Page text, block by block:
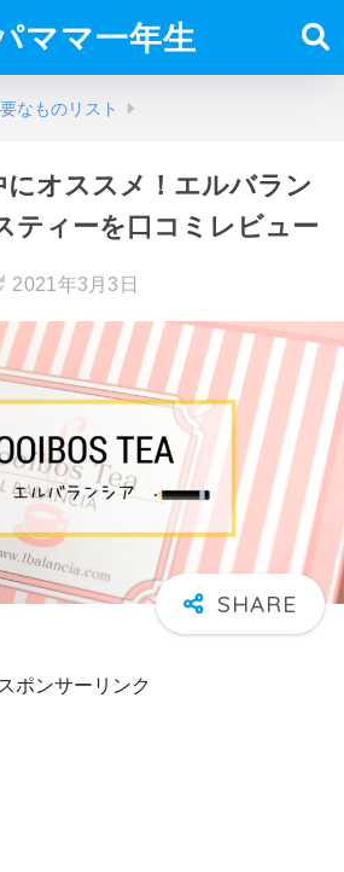
ママ一年生
なものリスト
にオススメ！エルバラン
ティーを口コミレビュー
2021年3月3日
ポンサーリンク